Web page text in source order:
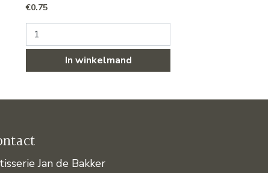
heeft meerdere variaties. Deze optie kan gekozen worden
€0.75
Kampioentjes aantal
In winkelmand
Jan de Bakker